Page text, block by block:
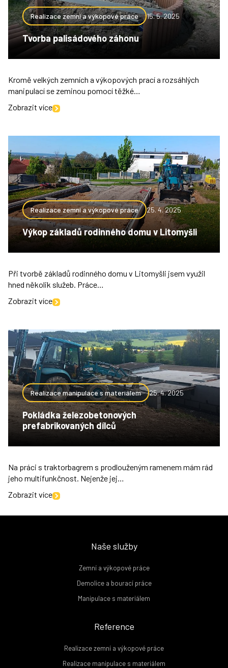
Realizace zemní a výkopové práce 15. 5. 2025
Tvorba palisádového záhonu
Kromě velkých zemních a výkopových prací a rozsáhlých
manipulací se zeminou pomocí těžké…
Zobrazit více
Realizace zemní a výkopové práce 25. 4. 2025
Výkop základů rodinného domu v Litomyšli
Při tvorbě základů rodinného domu v Litomyšli jsem využil
hned několik služeb. Práce…
Zobrazit více
Realizace manipulace s materiálem 25. 4. 2025
Pokládka železobetonových
prefabrikovaných dílců
Na práci s traktorbagrem s prodlouženým ramenem mám rád
jeho multifunkčnost. Nejenže jej…
Zobrazit více
Naše služby
Zemní a výkopové práce
Demolice a bourací práce
Manipulace s materiálem
Reference
Realizace zemní a výkopové práce
Realizace manipulace s materiálem